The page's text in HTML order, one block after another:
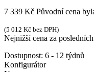
7 339Kč Původní cena
(5 012 Kč bez DPH)
Nejnižší cena za
Dostupnost: 6 - 12 týdnů
Konfigurátor